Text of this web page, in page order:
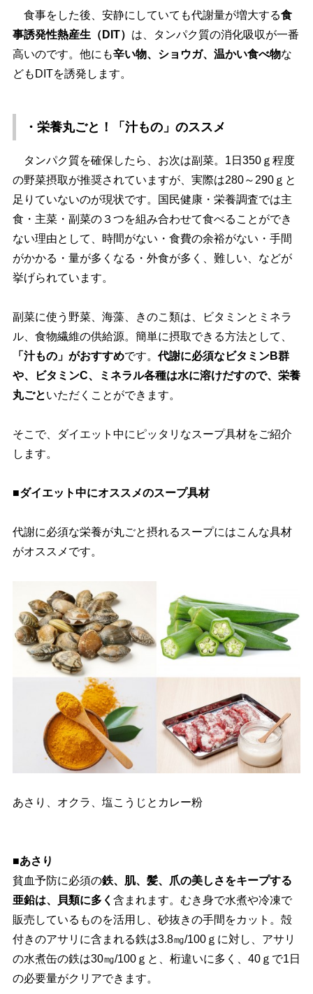
食事をした後、安静にしていても代謝量が増大する食
事誘発性熱産生（DIT） は、タンパク質の消化吸収が一番
高いのです。他にも辛い物、ショウガ、温かい食べ物な
どもDITを誘発します。
・栄養丸ごと！「汁もの」のススメ
タンパク質を確保したら、お次は副菜。1日350ｇ程度
の野菜摂取が推奨されていますが、実際は280～290ｇと
足りていないのが現状です。国民健康・栄養調査では主
食・主菜・副菜の３つを組み合わせて食べることができ
ない理由として、時間がない・食費の余裕がない・手間
がかかる・量が多くなる・外食が多く、難しい、などが
挙げられています。
副菜に使う野菜、海藻、きのこ類は、ビタミンとミネラ
ル、食物繊維の供給源。簡単に摂取できる方法として、
「汁もの」がおすすめです。代謝に必須なビタミンB群
、ビタミンC、ミネラル各種は水に溶けだすので、栄養
丸ごといただくことができます。
そこで、ダイエット中にピッタリなスープ具材をご紹介
します。
■ダイエット中にオススメのスープ具材
代謝に必須な栄養が丸ごと摂れるスープにはこんな具材
がオススメです。
あさり、オクラ、塩こうじとカレー粉
■あさり
貧血予防に必須の鉄、肌、髪、爪の美しさをキープする
亜鉛は、貝類に多く 含まれます。むき身で水煮や冷凍で
販売しているものを活用し、砂抜きの手間をカット。殻
付きのアサリに含まれる鉄は3.8㎎/100ｇに対し、アサリ
の水煮缶の鉄は30㎎/100ｇと、桁違いに多く、40ｇで1日
の必要量がクリアできます。